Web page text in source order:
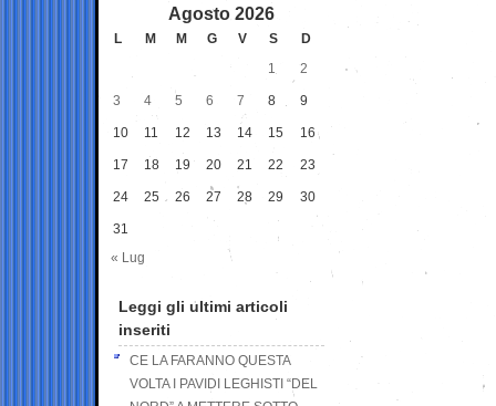
Agosto 2026
L M M G V S
D
1
2
3 4 5 6 7 8 9
10 11 12 13 14 15 16
17 18 19 20 21 22 23
24 25 26 27 28 29 30
31
« Lug
Leggi gli ultimi articoli
inseriti
CE LA FARANNO QUESTA
VOLTA I PAVIDI LEGHISTI “DEL